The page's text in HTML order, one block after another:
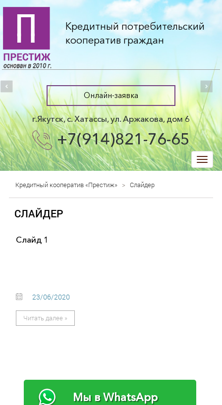
Кредитный потребительский
кооператив граждан
Онлайн-заявка
г.Якутск, с. Хатассы, ул. Аржакова, дом 6
+7(914)821-76-65
trk
Кредитный кооператив «Престиж» > Слайдер
СЛАЙДЕР
Слайд 1
23/06/2020
Читать далее »
Мы в WhatsApp